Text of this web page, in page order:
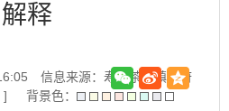
解释
信息来源：寿县茶庵镇政府
] 背景色：